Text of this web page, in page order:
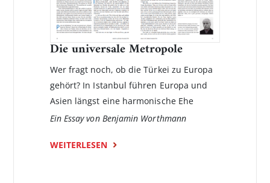
Die universale Metropole
Wer fragt noch, ob die Türkei zu Europa
gehört? In Istanbul führen Europa und
Asien längst eine harmonische Ehe
Ein Essay von Benjamin Worthmann
WEITERLESEN